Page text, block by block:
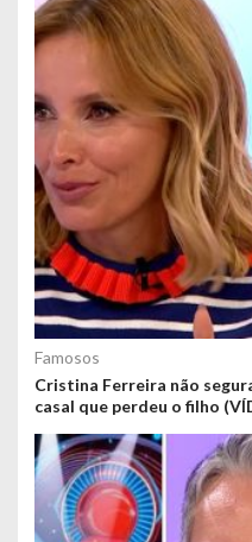
Famosos
Cristina Ferreira não
casal que perdeu o filho